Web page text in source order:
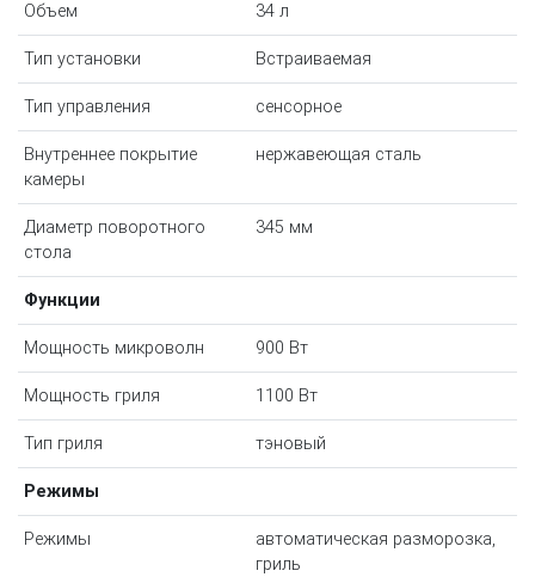
Объем 34 л
Тип установки Встраиваемая
Тип управления сенсорное
Внутреннее покрытие
камеры
нержавеющая сталь
Диаметр поворотного
стола
345 мм
Функции
Мощность микроволн 900 Вт
Мощность гриля 1100 Вт
Тип гриля тэновый
Режимы
Режимы
автоматическая разморозка,
гриль